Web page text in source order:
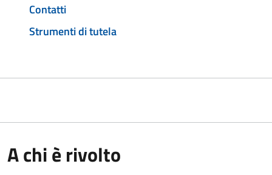
Contatti
Strumenti di tutela
A chi è rivolto